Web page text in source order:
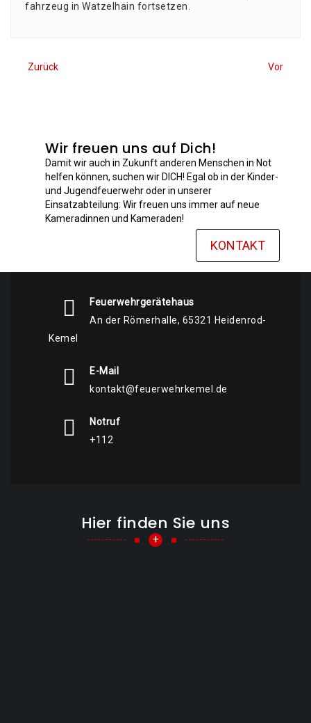
fahr­zeug in Wat­zel­hain fortsetzen.
Zurück Vor
Wir freuen uns auf Dich!
Damit wir auch in Zukunft anderen Menschen in Not
helfen können, suchen wir DICH! Egal ob in der Kinder-
und Jugendfeuerwehr oder in unserer
Einsatzabteilung: Wir freuen uns immer auf neue
Kameradinnen und Kameraden!
KONTAKT
Feuerwehrgerätehaus
An der Römerhalle, 65321 Heidenrod-
Kemel
E-Mail
kontakt@feuerwehrkemel.de
Notruf
+112
Hier finden Sie uns
+